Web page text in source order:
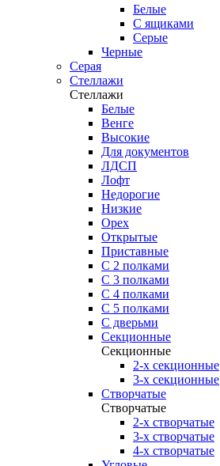
Белые
С ящиками
Серые
Черные
Серая
Стеллажи
Стеллажи
Белые
Венге
Высокие
Для документов
ЛДСП
Лофт
Недорогие
Низкие
Орех
Открытые
Приставные
С 2 полками
С 3 полками
С 4 полками
С 5 полками
С дверьми
Секционные
Секционные
2-х секционные
3-х секционные
Створчатые
Створчатые
2-х створчатые
3-х створчатые
4-х створчатые